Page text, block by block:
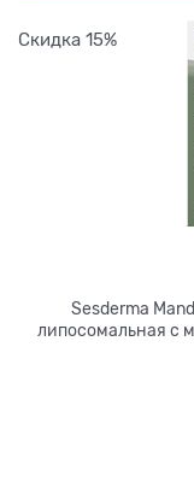
Скидка 15%
Sesderma
липосомальная с